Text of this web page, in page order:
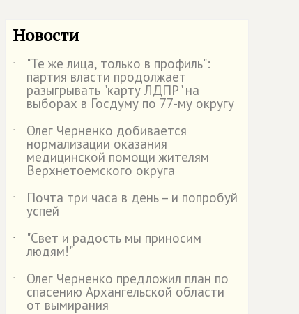
Новости
˙ "Те же лица, только в профиль":
партия власти продолжает
разыгрывать "карту ЛДПР" на
выборах в Госдуму по 77-му округу
˙
Олег Черненко добивается
нормализации оказания
медицинской помощи жителям
Верхнетоемского округа
˙
Почта три часа в день – и попробуй
успей
˙
"Свет и радость мы приносим
людям!"
˙
Олег Черненко предложил план по
спасению Архангельской области
от вымирания